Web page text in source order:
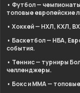
• Футбол —
топовые европейские
• Хоккей — НХЛ, КХЛ,
• Баскетбол — НБА,
события.
• Теннис — турниры
челленджеры.
• Бокс и ММА —